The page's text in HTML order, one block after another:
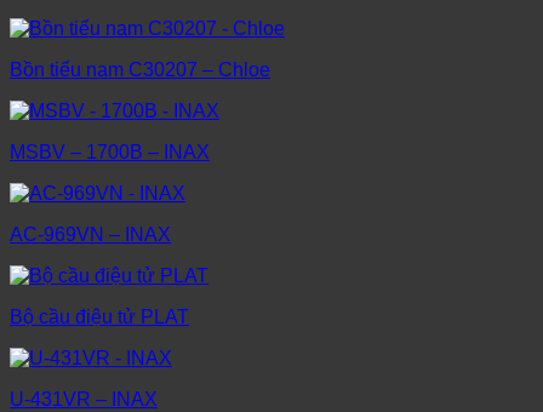
Bồn tiểu nam C30207 – Chloe
MSBV – 1700B – INAX
AC-969VN – INAX
Bộ cầu điệu tử PLAT
U-431VR – INAX